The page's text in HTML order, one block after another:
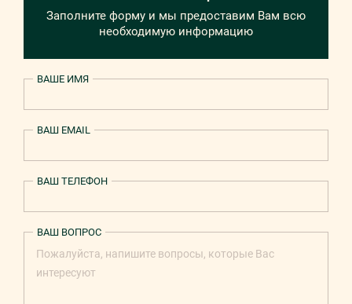
Заполните форму и мы предоставим Вам всю
необходимую информацию
ВАШЕ ИМЯ
ВАШ EMAIL
ВАШ ТЕЛЕФОН
ВАШ ВОПРОС